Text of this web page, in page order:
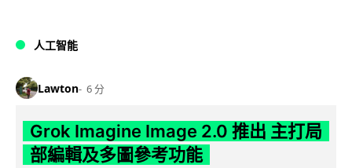
人工智能
Lawton 6 分
Grok Imagine Image 2.0 推出 主打局
部編輯及多圖參考功能